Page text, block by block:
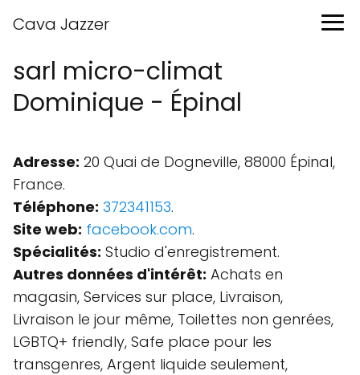
Cava Jazzer
sarl micro-climat
Dominique - Épinal
Adresse: 20 Quai de Dogneville, 88000 Épinal,
France.
Téléphone: 372341153.
Site web: facebook.com.
Spécialités: Studio d'enregistrement.
Autres données d'intérêt: Achats en
magasin, Services sur place, Livraison,
Livraison le jour même, Toilettes non genrées,
LGBTQ+ friendly, Safe place pour les
transgenres, Argent liquide seulement,